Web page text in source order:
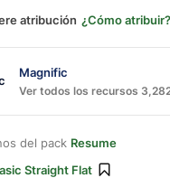
atribución ¿Cómo atribuir?
Magnific
Ver todos los recursos
del pack Resume
Straight Flat